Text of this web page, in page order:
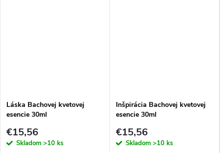
Láska Bachovej kvetovej
esencie 30ml
€15,56
Skladom >10 ks
Inšpirácia Bachovej kvetovej
esencie 30ml
€15,56
Skladom >10 ks